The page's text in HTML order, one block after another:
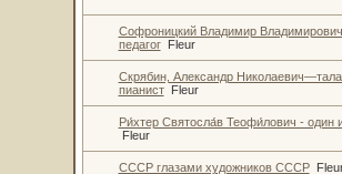
Софроницкий Владимир
педагог
Fleur
Скрябин, Александр
пианист
Fleur
Ри́хтер Святосла́в Теофи́лович - один
Fleur
СССР глазами художников СССР